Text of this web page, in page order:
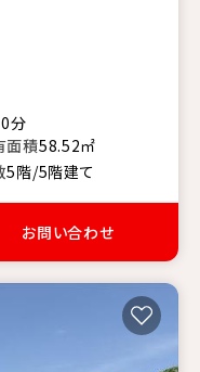
分
面積58.52㎡
5階/5階建て
お問い合わせ